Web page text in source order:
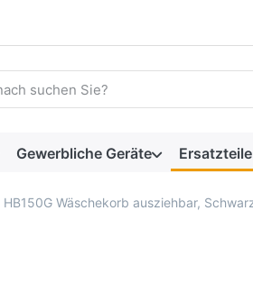
einen Suchbegriff ein. Während Sie
Gewerbliche Geräte
HB150G Wäschekorb ausziehbar,